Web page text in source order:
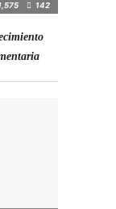
142